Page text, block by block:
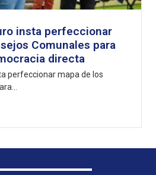
insta perfeccionar
Comunales para
directa
perfeccionar mapa de los